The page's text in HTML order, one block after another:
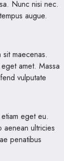
Nunc nisi nec.
augue.
maecenas.
amet. Massa
vulputate
eget eu.
aenean ultricies
penatibus